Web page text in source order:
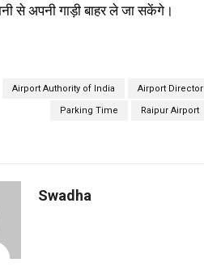
से अपनी गाड़ी बाहर ले जा सकेंगे।
Airport Authority of India Airport Director
Parking Time Raipur Airport
Swadha